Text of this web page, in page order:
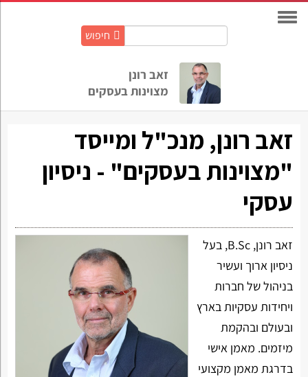
חיפוש
זאב רונן
מצוינות בעסקים
זאב רונן, מנכ"ל ומייסד
"מצוינות בעסקים" - ניסיון
עסקי
זאב רונן, B.Sc, בעל
ניסיון ארוך ועשיר
בניהול של חברות
ויחידות עסקיות בארץ
ובעולם ובהקמת
מיזמים. מאמן אישי
בדרגת מאמן מקצועי